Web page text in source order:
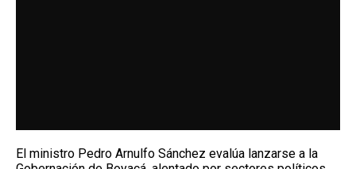
El ministro Pedro Arnulfo Sánchez evalúa lanzarse a la